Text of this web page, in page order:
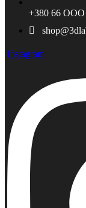
+380 66 ООО
Instagram